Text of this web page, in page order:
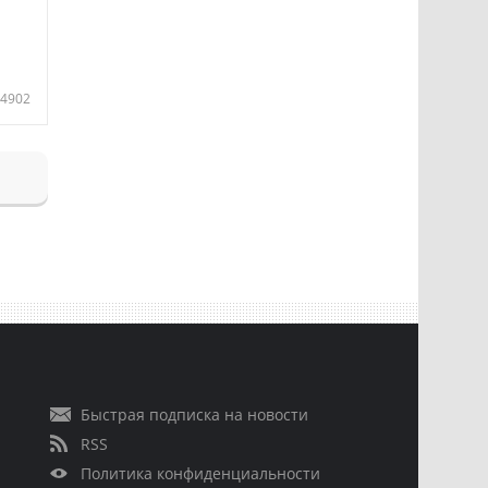
4902
Быстрая подписка на новости
RSS
Политика конфиденциальности